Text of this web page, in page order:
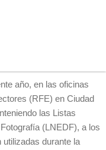
año, en las oficinas
(RFE) en Ciudad
las Listas
(LNEDF), a los
durante la